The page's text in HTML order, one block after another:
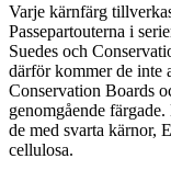
Varje kärnfärg
Passepartouterna i
Suedes och
därför kommer de inte
Conservation Boards
genomgående
de med svarta kärnor,
cellulosa.